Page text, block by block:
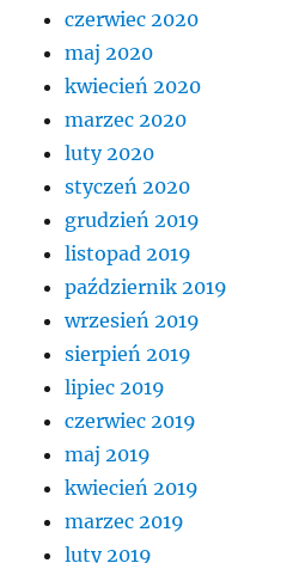
czerwiec 2020
maj 2020
kwiecień 2020
marzec 2020
luty 2020
styczeń 2020
grudzień 2019
listopad 2019
październik 2019
wrzesień 2019
sierpień 2019
lipiec 2019
czerwiec 2019
maj 2019
kwiecień 2019
marzec 2019
luty 2019